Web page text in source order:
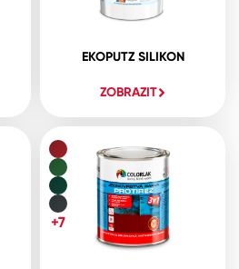
EKOPUTZ SILIKON
ZOBRAZIT
+7